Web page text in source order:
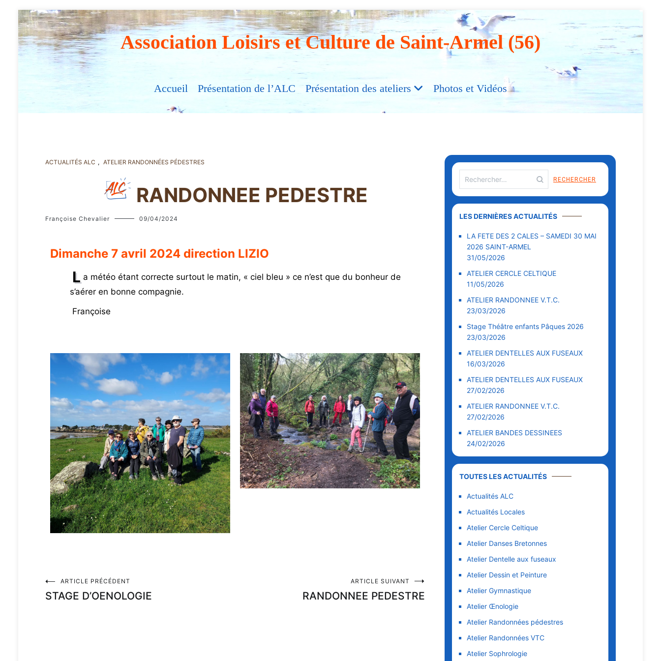
Association Loisirs et Culture de Saint-Armel (56)
Accueil Présentation de l’ALC Présentation des ateliers Photos et Vidéos
ACTUALITÉS ALC , ATELIER RANDONNÉES PÉDESTRES
RANDONNEE PEDESTRE
Françoise Chevalier 09/04/2024
Dimanche 7 avril 2024 direction LIZIO
L a météo étant correcte surtout le matin, « ciel bleu » ce n’est que du bonheur de
s’aérer en bonne compagnie.
Françoise
ARTICLE PRÉCÉDENT
STAGE D’OENOLOGIE
ARTICLE SUIVANT
RANDONNEE PEDESTRE
LES DERNIÈRES ACTUALITÉS
LA FETE DES 2 CALES – SAMEDI 30 MAI
2026 SAINT-ARMEL
31/05/2026
ATELIER CERCLE CELTIQUE
11/05/2026
ATELIER RANDONNEE V.T.C.
23/03/2026
Stage Théâtre enfants Pâques 2026
23/03/2026
ATELIER DENTELLES AUX FUSEAUX
16/03/2026
ATELIER DENTELLES AUX FUSEAUX
27/02/2026
ATELIER RANDONNEE V.T.C.
27/02/2026
ATELIER BANDES DESSINEES
24/02/2026
TOUTES LES ACTUALITÉS
Actualités ALC
Actualités Locales
Atelier Cercle Celtique
Atelier Danses Bretonnes
Atelier Dentelle aux fuseaux
Atelier Dessin et Peinture
Atelier Gymnastique
Atelier Œnologie
Atelier Randonnées pédestres
Atelier Randonnées VTC
Atelier Sophrologie